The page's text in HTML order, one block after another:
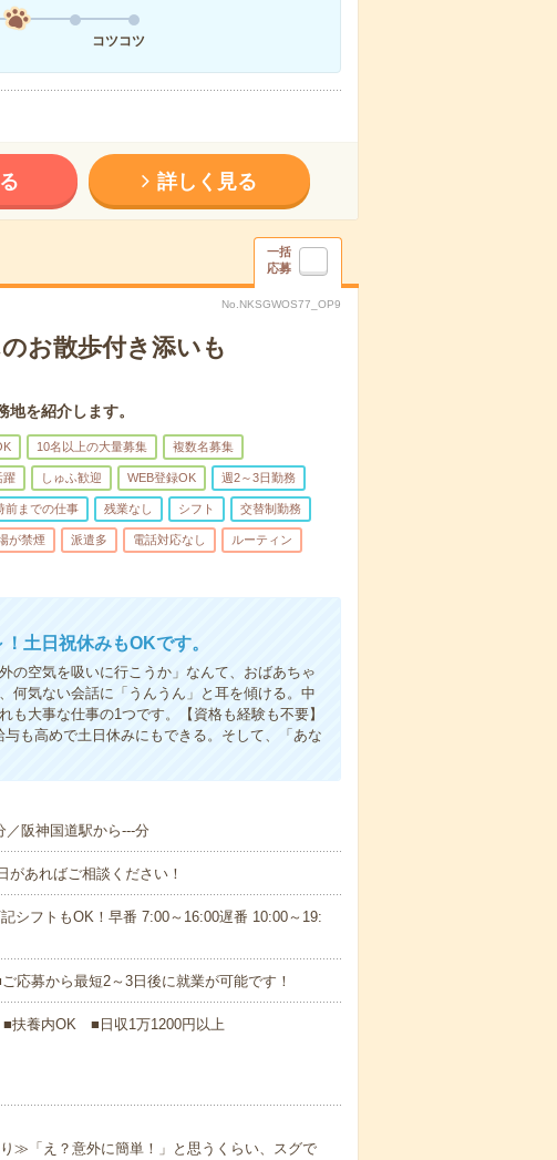
コツコツ
詳しく見る
一括
応募
No.NKSGWOS77_OP9
お散歩付き添いも
を紹介します。
10名以上の大量募集 複数名募集
躍 しゅふ歓迎 WEB登録OK 週2～3日勤務
前までの仕事 残業なし シフト 交替制勤務
が禁煙 派遣多 電話対応なし ルーティン
土日祝休みもOKです。
の空気を吸いに行こうか」なんて、おばあちゃ
何気ない会話に「うんうん」と耳を傾ける。中
大事な仕事の1つです。【資格も経験も不要】
も高めで土日休みにもできる。そして、「あな
／阪神国道駅から---分
あればご相談ください！
シフトもOK！早番 7:00～16:00遅番 10:00～19:
応募から最短2～3日後に就業が可能です！
扶養内OK ■日収1万1200円以上
≫「え？意外に簡単！」と思うくらい、スグで